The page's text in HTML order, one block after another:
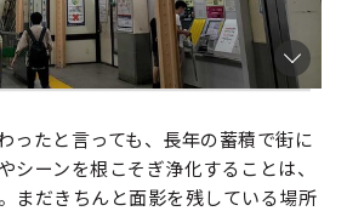
ったと言っても、長年の蓄積で街に
シーンを根こそぎ浄化することは、
まだきちんと面影を残している場所